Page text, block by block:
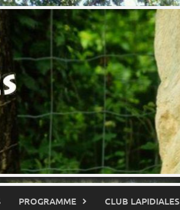
PROGRAMME CLUB LAPIDIALES